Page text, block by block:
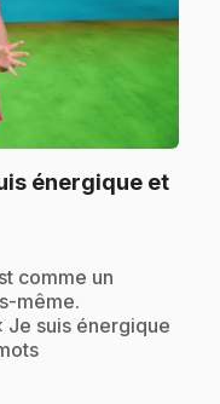
énergique et
comme un
même.
suis énergique